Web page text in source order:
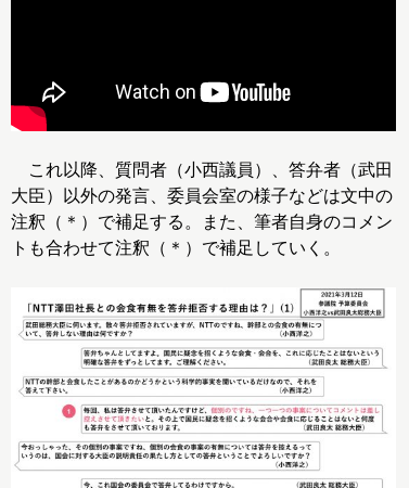
これ以降、質問者（小西議員）、答弁者（武田
大臣）以外の発言、委員会室の様子などは文中の
注釈（＊）で補足する。また、筆者自身のコメン
トも合わせて注釈（＊）で補足していく。